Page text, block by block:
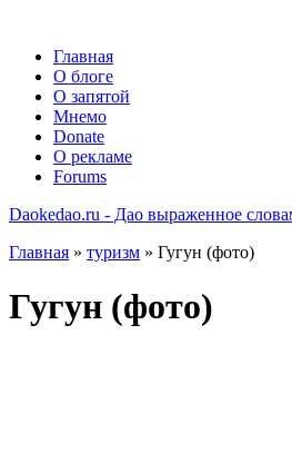
Главная
О блоге
О запятой
Мнемо
Donate
О рекламе
Forums
Daokedao.ru - Дао выраженное
Главная » туризм » Гугун (фото)
Гугун (фото)